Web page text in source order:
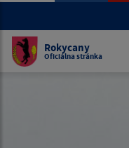
Rokycany
Oficiálna stránka